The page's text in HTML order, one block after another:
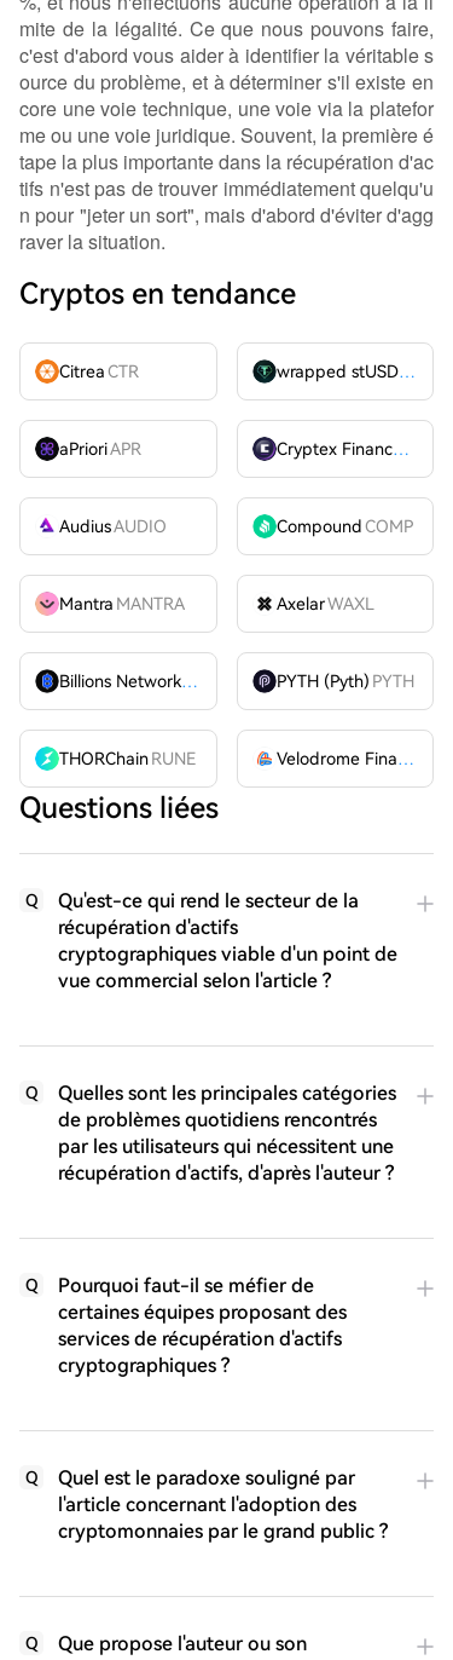
mite de la légalité. Ce que nous pouvons faire,
c'est d'abord vous aider à identifier la véritable s
ource du problème, et à déterminer s'il existe en
core une voie technique, une voie via la platefor
me ou une voie juridique. Souvent, la première é
tape la plus importante dans la récupération d'ac
tifs n'est pas de trouver immédiatement quelqu'u
n pour "jeter un sort", mais d'abord d'éviter d'agg
raver la situation.
Cryptos en tendance
CitreaCTR wrapped stUSDT
aPrioriAPR Cryptex FinanceCTX
AudiusAUDIO CompoundCOMP
Mantra MANTRA AxelarWAXL
Billions Network
BILL PYTH (Pyth) PYTH
THORChainRUNE Velodrome Finance
Questions liées
Q
Qu'est-ce qui rend le secteur de la
récupération d'actifs
cryptographiques viable d'un point de
vue commercial selon l'article ?
Q
Quelles sont les principales catégories
de problèmes quotidiens rencontrés
par les utilisateurs qui nécessitent une
récupération d'actifs, d'après l'auteur ?
Q
Pourquoi faut-il se méfier de
certaines équipes proposant des
services de récupération d'actifs
cryptographiques ?
Q
Quel est le paradoxe souligné par
l'article concernant l'adoption des
cryptomonnaies par le grand public ?
Q
Que propose l'auteur ou son